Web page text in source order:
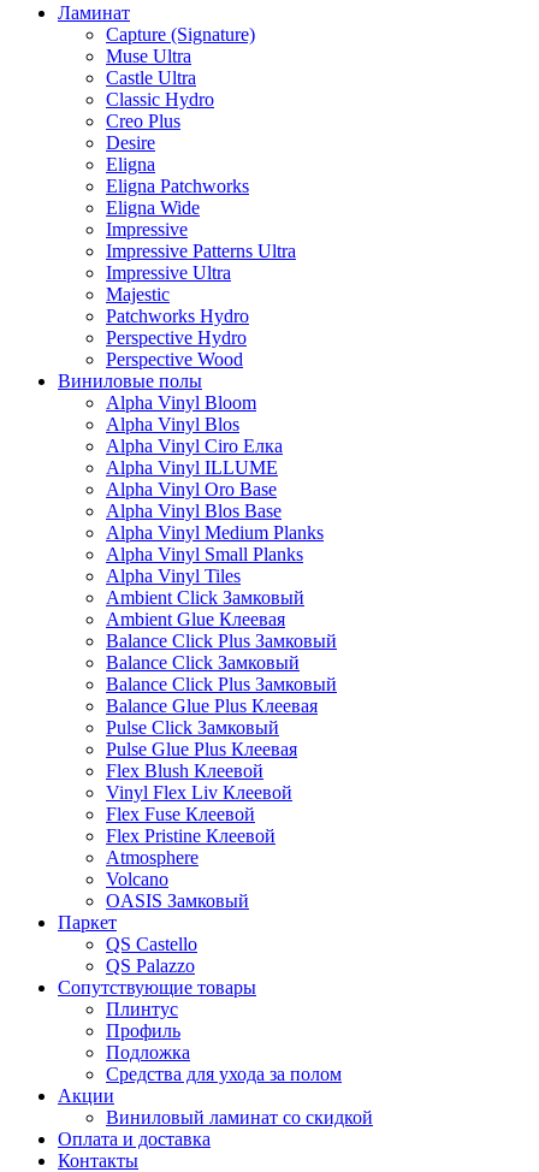
Ламинат
Capture (Signature)
Muse Ultra
Castle Ultra
Classic Hydro
Creo Plus
Desire
Eligna
Eligna Patchworks
Eligna Wide
Impressive
Impressive Patterns Ultra
Impressive Ultra
Majestic
Patchworks Hydro
Perspective Hydro
Perspective Wood
Виниловые полы
Alpha Vinyl Bloom
Alpha Vinyl Blos
Alpha Vinyl Ciro Елка
Alpha Vinyl ILLUME
Alpha Vinyl Oro Base
Alpha Vinyl Blos Base
Alpha Vinyl Medium Planks
Alpha Vinyl Small Planks
Alpha Vinyl Tiles
Ambient Click Замковый
Ambient Glue Клеевая
Balance Click Plus Замковый
Balance Click Замковый
Balance Click Plus Замковый
Balance Glue Plus Клеевая
Pulse Click Замковый
Pulse Glue Plus Клеевая
Flex Blush Клеевой
Vinyl Flex Liv Клеевой
Flex Fuse Клеевой
Flex Pristine Клеевой
Atmosphere
Volcano
OASIS Замковый
Паркет
QS Castello
QS Palazzo
Сопутствующие товары
Плинтус
Профиль
Подложка
Средства для ухода за полом
Акции
Виниловый ламинат со скидкой
Оплата и доставка
Контакты